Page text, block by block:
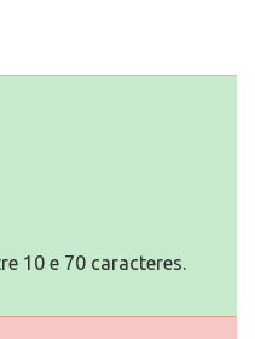
10 e 70 caracteres.